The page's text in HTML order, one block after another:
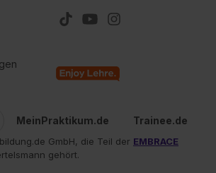
MeinPraktikum.de Trainee.de
GmbH, die Teil der EMBRACE
gehört.